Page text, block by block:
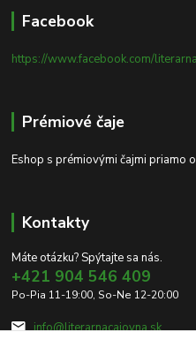
Facebook
https://www.facebook.com/
Prémiové čaje
Eshop s prémiovými čajmi priamo
Kontakty
Máte otázku? Spýtajte sa nás.
+421 904 546 409
Po-Pia 11-19:00, So-Ne 12-20:00
info@literarnacajovna.sk